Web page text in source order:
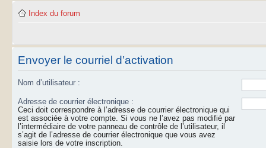
Index du forum
Envoyer le courriel d’activation
Nom d’utilisateur :
Adresse de courrier électronique :
Ceci doit correspondre à l’adresse de courrier électronique qui
est associée à votre compte. Si vous ne l’avez pas modifié par
l’intermédiaire de votre panneau de contrôle de l’utilisateur, il
s’agit de l’adresse de courrier électronique que vous avez
saisie lors de votre inscription.